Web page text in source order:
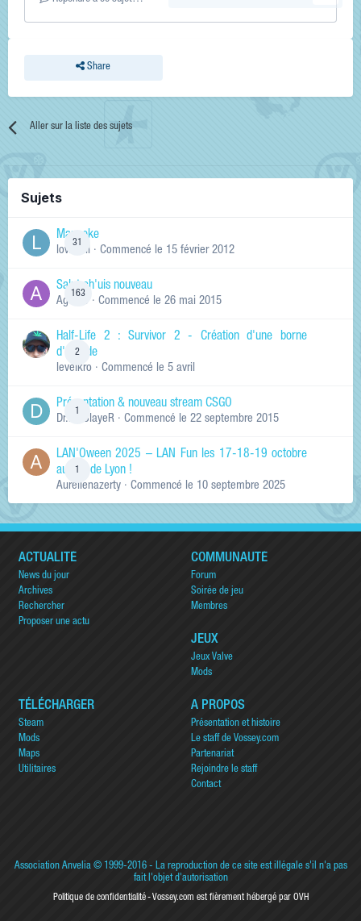
Share
Aller sur la liste des sujets
Sujets
31
Manneke
lowskill · Commencé le 15 février 2012
163
Salut ch'uis nouveau
Ag0Nie · Commencé le 26 mai 2015
2
Half-Life 2 : Survivor 2 - Création d'une borne
d'arcade
levelkro · Commencé le 5 avril
1
Présentation & nouveau stream CSGO
Dr.KinSlayeR · Commencé le 22 septembre 2015
1
LAN'Oween 2025 – LAN Fun les 17-18-19 octobre
au sud de Lyon !
Aurelienazerty · Commencé le 10 septembre 2025
ACTUALITÉ
News du jour
Archives
Rechercher
Proposer une actu
COMMUNAUTÉ
Forum
Soirée de jeu
Membres
JEUX
Jeux Valve
Mods
TÉLÉCHARGER
Steam
Mods
Maps
Utilitaires
A PROPOS
Présentation et histoire
Le staff de Vossey.com
Partenariat
Rejoindre le staff
Contact
Association Anvelia© 1999-2016 - La reproduction de ce site est illégale s'il n'a pas
fait l'objet d'autorisation
Politique de confidentialité Vossey.com est fièrement hébergé par OVH